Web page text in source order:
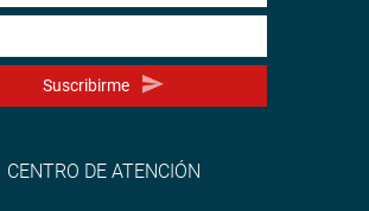
Suscribirme
CENTRO DE ATENCIÓN